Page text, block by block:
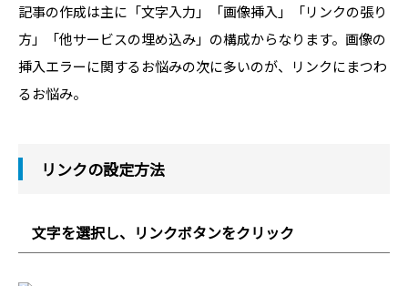
記事の作成は主に「文字入力」「画像挿入」「リンクの張り
方」「他サービスの埋め込み」の構成からなります。画像の
挿入エラーに関するお悩みの次に多いのが、リンクにまつわ
るお悩み。
リンクの設定方法
文字を選択し、リンクボタンをクリック